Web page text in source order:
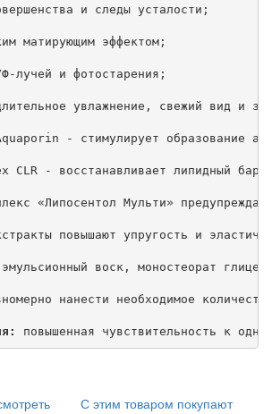
и следы усталости;
матирующим эффектом;
лучей и фотостарения;
увлажнение, свежий вид и
- стимулирует образование
CLR - восстанавливает липидный
«Липосентол Мульти»
повышают упругость и
воск, моностеорат
нанести необходимое
повышенная чувствительность к
С этим товаром покупают